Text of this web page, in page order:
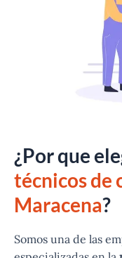
¿Por que
técnicos de
Maracena?
Somos una de las